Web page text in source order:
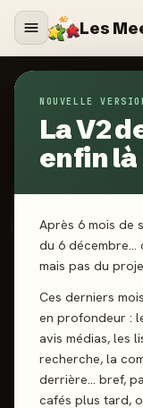
Les
NOUVELLE
La V2
enfin là
Après 6 mois de
du 6 décembre…
mais pas du
Ces derniers
en profondeur :
avis médias, les
recherche, la
derrière… bref,
cafés plus tard,
Jeux/Gloomhaven
2019·CEPHALOFAIR
1-4 joueurs 12
Narratif
Gestion
J'ai joué
Donner mon